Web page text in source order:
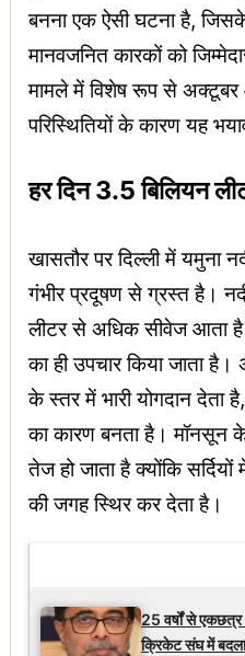
बनना एक ऐसी घटना है,
मानवजनित कारकों को
मामले में विशेष रूप से
परिस्थितियों के कारण यह
हर दिन 3.5 बिलियन
खासतौर पर दिल्ली में यमुना
गंभीर प्रदूषण से ग्रस्त है।
लीटर से अधिक सीवेज आता
का ही उपचार किया जाता
के स्तर में भारी योगदान देता
का कारण बनता है। मॉनसून के
तेज हो जाता है क्योंकि
की जगह स्थिर कर देता है।
25 वर्षों से
क्रिकेट संघ में